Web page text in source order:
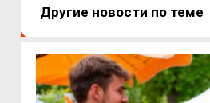
Другие новости по теме